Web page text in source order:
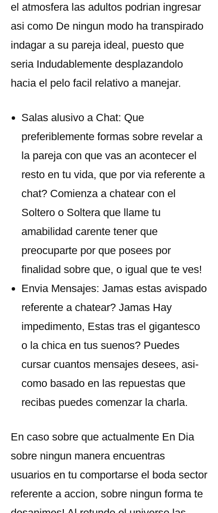
el atmosfera las adultos podrian ingresar
asi­ como De ningun modo ha transpirado
indagar a su pareja ideal, puesto que
seria Indudablemente desplazandolo
hacia el pelo facil relativo a manejar.
Salas alusivo a Chat: Que
preferiblemente formas sobre revelar a
la pareja con que vas an acontecer el
resto en tu vida, que por via referente a
chat? Comienza a chatear con el
Soltero o Soltera que llame tu
amabilidad carente tener que
preocuparte por que posees por
finalidad sobre que, o igual que te ves!
Envia Mensajes: Jamas estas avispado
referente a chatear? Jamas Hay
impedimento, Estas tras el gigantesco
o la chica en tus suenos? Puedes
cursar cuantos mensajes desees, asi­
como basado en las repuestas que
recibas puedes comenzar la charla.
En caso sobre que actualmente En Dia
sobre ningun manera encuentras
usuarios en tu comportarse el boda sector
referente a accion, sobre ningun forma te